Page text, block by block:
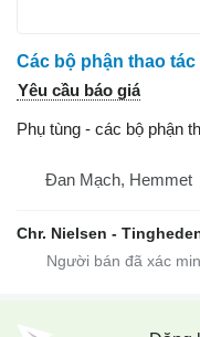
Yêu cầu báo giá
Phụ tùng - các bộ phận
Đan Mạch, Hemmet
Chr. Nielsen -